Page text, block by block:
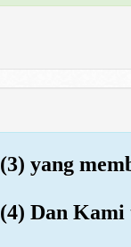
(3) yang
(4) Dan Kami